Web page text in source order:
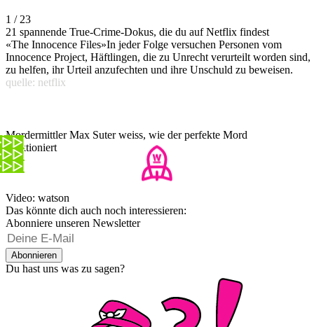
1 / 23
21 spannende True-Crime-Dokus, die du auf Netflix findest
«The Innocence Files»In jeder Folge versuchen Personen vom
Innocence Project, Häftlingen, die zu Unrecht verurteilt worden sind,
zu helfen, ihr Urteil anzufechten und ihre Unschuld zu beweisen.
quelle: netflix
Mordermittler Max Suter weiss, wie der perfekte Mord
funktioniert
Video: watson
Das könnte dich auch noch interessieren:
Abonniere unseren Newsletter
Abonnieren
Du hast uns was zu sagen?